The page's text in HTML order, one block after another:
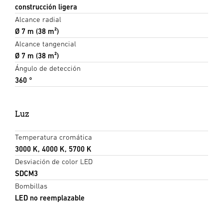
construcción ligera
Alcance radial
Ø 7 m (38 m²)
Alcance tangencial
Ø 7 m (38 m²)
Ángulo de detección
360 °
Luz
Temperatura cromática
3000 K, 4000 K, 5700 K
Desviación de color LED
SDCM3
Bombillas
LED no reemplazable